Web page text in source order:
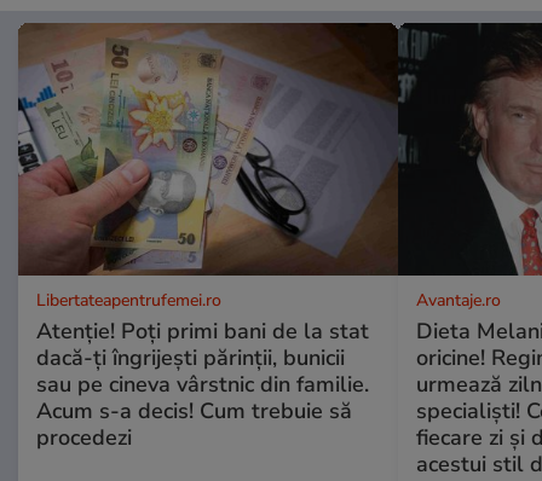
Libertateapentrufemei.ro
Atenție! Poți primi bani de la stat
dacă-ți îngrijești părinții, bunicii
sau pe cineva vârstnic din familie.
Acum s-a decis! Cum trebuie să
procedezi
Avantaje.ro
Dieta
oricine!
urmează
specialiști!
fiecare zi și
acestui stil